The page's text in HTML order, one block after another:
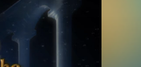
Assisten voor Ziektes en